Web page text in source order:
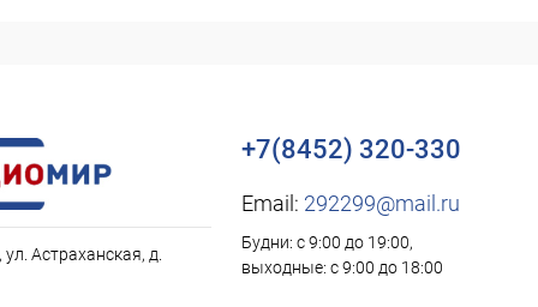
ул. Астраханская, д.
+7(8452) 320-330
Email: 292299@mail.ru
Будни: с 9:00 до 19:00,
выходные: с 9:00 до 18:00